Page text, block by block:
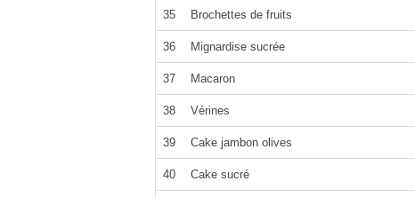
35 Brochettes de fruits
36 Mignardise sucrée
37 Macaron
38 Vérines
39 Cake jambon olives
40 Cake sucré